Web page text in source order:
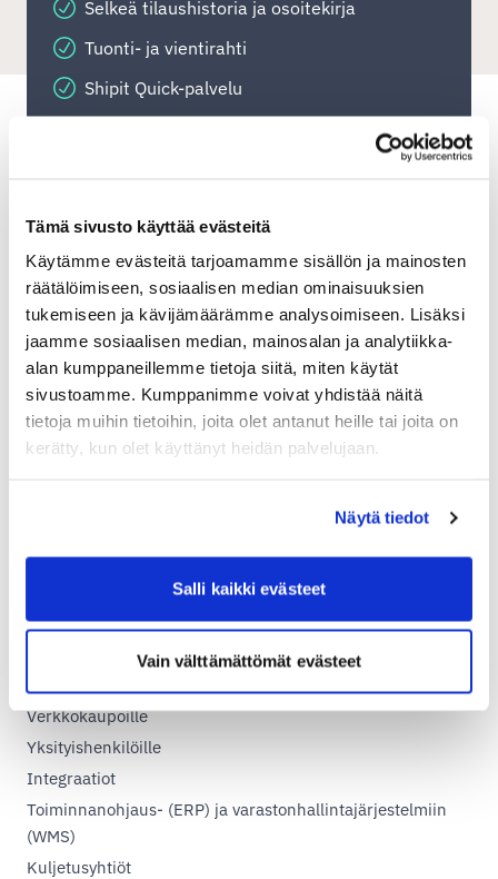
Tämä sivusto käyttää evästeitä
Käytämme evästeitä tarjoamamme sisällön ja mainosten
räätälöimiseen, sosiaalisen median ominaisuuksien
tukemiseen ja kävijämäärämme analysoimiseen. Lisäksi
jaamme sosiaalisen median, mainosalan ja analytiikka-
alan kumppaneillemme tietoja siitä, miten käytät
sivustoamme. Kumppanimme voivat yhdistää näitä
tietoja muihin tietoihin, joita olet antanut heille tai joita on
kerätty, kun olet käyttänyt heidän palvelujaan.
Näytä tiedot
Salli kaikki evästeet
Vain välttämättömät evästeet
Selkeä tilaushistoria ja osoitekirja
Tuonti- ja vientirahti
Shipit Quick-palvelu
Asiakaspalvelu
Arkisin klo 9-16
puh. 020 752 8488
asiakaspalvelu(at)shipit.fi
Myynti
puh. +358 (0) 20 752 8481
Osoitetiedot
Shipitin palvelut
Yrityksille
Verkkokaupoille
Yksityishenkilöille
Integraatiot
Toiminnanohjaus- (ERP) ja varastonhallintajärjestelmiin
(WMS)
Kuljetusyhtiöt